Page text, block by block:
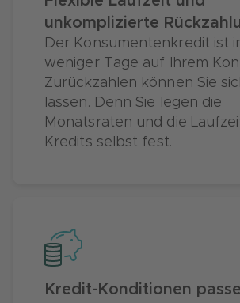
unkomplizierte
Der Konsumentenkredit ist
weniger Tage auf Ihrem
Zurückzahlen können Sie
lassen. Denn Sie legen die
Monatsraten und die
Kredits selbst fest.
Kredit-Konditionen